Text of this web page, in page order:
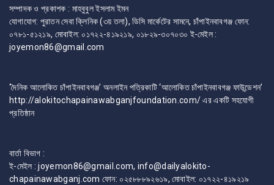
সম্পাদক ও প্রকাশক : মাহবুবুল ইসলাম ইমন
যোগাযোগ: পুরাতন সেবা ক্লিনিক (৩য় তলা), ডিসি মার্কেটের সামনে, চাঁপাইনবাবগঞ্জ ফোন:
০৭৮১-৫১২১৯, মোবাইল: ০১৭২২-৪১৯২১৯, ০১৮২৯-৩০৭০৩০ ই-মেইল :
joyemon86@gmail.com
‘দৈনিক আলোকিত চাঁপাইনবাবগঞ্জ’ অনলাইন পত্রিকাটি ‘আলোকিত চাঁপাইনবাবগঞ্জ ফাউন্ডেশন’
http://alokitochapainawabganjfoundation.com/ এর একটি সহযোগী
প্রতিষ্ঠান
বার্তা বিভাগ :
ই-মেইল : joyemon86@gmail.com, info@dailyalokito-
chapainawabganj.com ফোন: ০২৫৮৮৮৯২৬১৯, মোবাইল: ০১৭২২-৪১৯২১৯